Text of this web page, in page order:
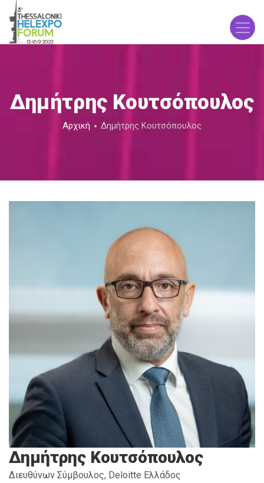
Παράκαμψη
προς
Δημήτρης Κουτσόπουλος
Breadcrumb
Αρχική Δημήτρης Κουτσόπουλος
Δημήτρης Κουτσόπουλος
Διευθύνων Σύμβουλος, Deloitte Ελλάδος